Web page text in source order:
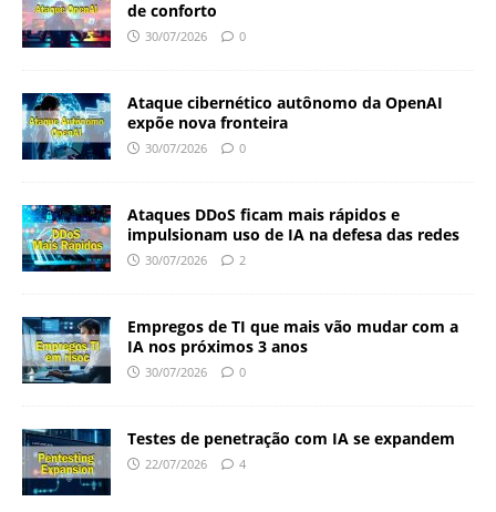
de conforto
30/07/2026 0
Ataque cibernético autônomo da OpenAI
expõe nova fronteira
30/07/2026 0
Ataques DDoS ficam mais rápidos e
impulsionam uso de IA na defesa das redes
30/07/2026 2
Empregos de TI que mais vão mudar com a
IA nos próximos 3 anos
30/07/2026 0
Testes de penetração com IA se expandem
22/07/2026 4